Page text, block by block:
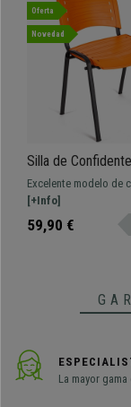
Oferta
Novedad
Silla de
apilable y muy
calidad, Color
Excelente modelo de
diseño ELVA. El
para aquellos que
resistencia,
[+Info]
59,90 €
La mayor